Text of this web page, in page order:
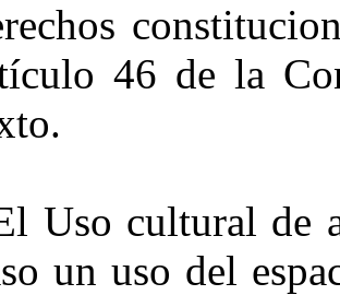
46 de la
Uso cultural de
un uso del